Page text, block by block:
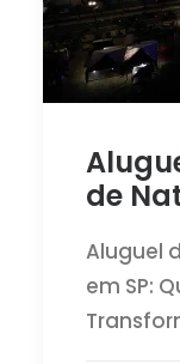
de
Aluguel
em SP: